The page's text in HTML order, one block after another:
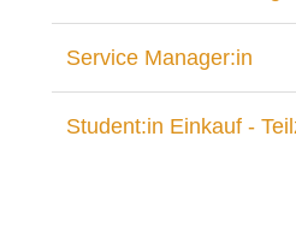
Service Manager:in
Student:in Einkauf -